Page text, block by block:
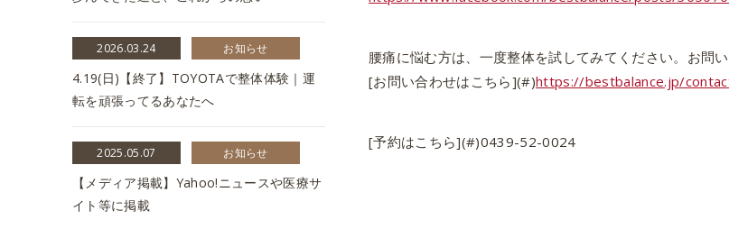
腰痛に悩む方は、一度整体を試してみてください。お問
[お問い合わせはこちら](#)https://bestbalance.jp/
[予約はこちら](#)0439-52-0024
2026.03.24 お知らせ
4.19(日)【終了】TOYOTAで整体体験｜運
転を頑張ってるあなたへ
2025.05.07 お知らせ
【メディア掲載】Yahoo!ニュースや医療サ
イト等に掲載